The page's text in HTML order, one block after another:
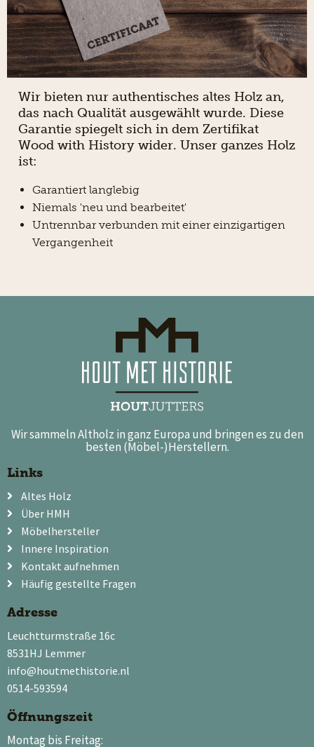
Wir bieten nur authentisches altes Holz an,
das nach Qualität ausgewählt wurde. Diese
Garantie spiegelt sich in dem Zertifikat
Wood with History wider. Unser ganzes Holz
ist:
Garantiert langlebig
Niemals 'neu und bearbeitet'
Untrennbar verbunden mit einer einzigartigen
Vergangenheit
Wir sammeln Altholz in ganz Europa und bringen es zu den
besten (Möbel-)Herstellern.
Links
Altes Holz
Über HMH
Möbelhersteller
Innere Inspiration
Kontakt aufnehmen
Häufig gestellte Fragen
Adresse
Leuchtturmstraße 16c
8531HJ Lemmer
info@houtmethistorie.nl
0514-593594
Öffnungszeit
Montag bis Freitag: